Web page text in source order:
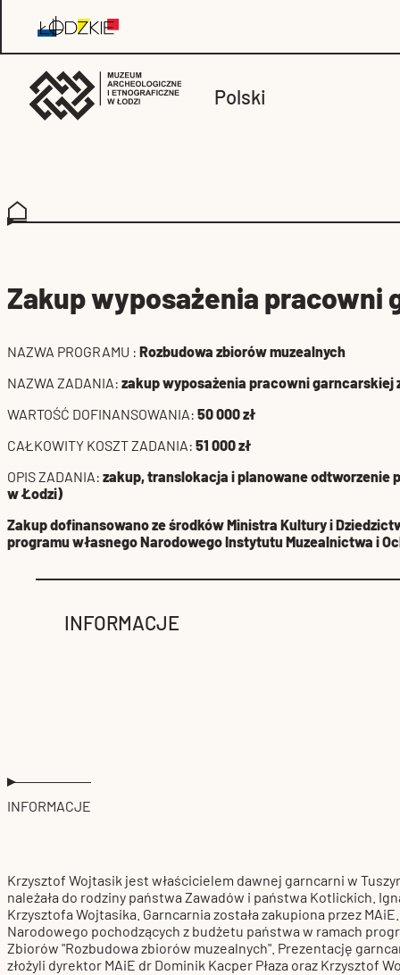
Polski
Zakup wyposażenia pracowni
NAZWA PROGRAMU : Rozbudowa zbiorów muzealnych
NAZWA ZADANIA: zakup wyposażenia pracowni garncarskiej
WARTOŚĆ DOFINANSOWANIA: 50 000 zł
CAŁKOWITY KOSZT ZADANIA: 51 000 zł
OPIS ZADANIA: zakup, translokacja i planowane odtworzenie
w Łodzi)
Zakup dofinansowano ze środków Ministra Kultury i
programu własnego Narodowego Instytutu Muzealnictwa i
INFORMACJE
INFORMACJE
Krzysztof Wojtasik jest właścicielem dawnej garncarni w
należała do rodziny państwa Zawadów i państwa Kotlickich.
Krzysztofa Wojtasika. Garncarnia została zakupiona przez
Narodowego pochodzących z budżetu państwa w ramach
Zbiorów "Rozbudowa zbiorów muzealnych". Prezentację
złożyli dyrektor MAiE dr Dominik Kacper Płaza oraz Krzysztof